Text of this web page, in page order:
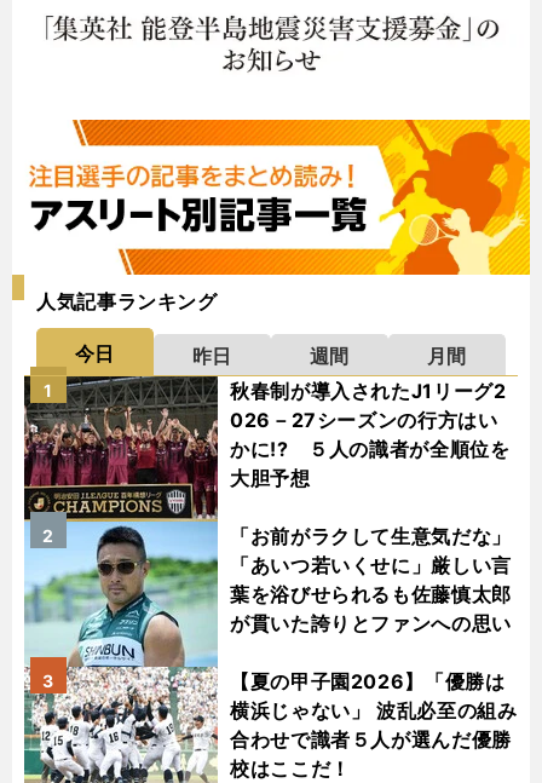
人気記事ランキング
今日 昨日 週間
月間
秋春制が導入されたJ1リーグ2
026－27シーズンの行方はい
かに!? ５人の識者が全順位を
大胆予想
1
「お前がラクして生意気だな」
「あいつ若いくせに」厳しい言
葉を浴びせられるも佐藤慎太郎
が貫いた誇りとファンへの思い
2
【夏の甲子園2026】「優勝は
横浜じゃない」 波乱必至の組み
合わせで識者５人が選んだ優勝
校はここだ！
3